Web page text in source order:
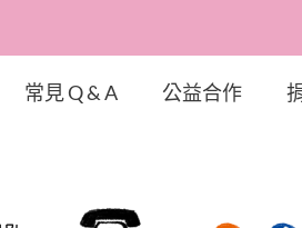
常見 Q & A 公益合作